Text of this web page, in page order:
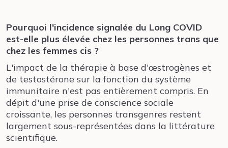
Pourquoi l'incidence signalée du Long COVID
est-elle plus élevée chez les personnes trans que
chez les femmes cis ?
L'impact de la thérapie à base d'œstrogènes et
de testostérone sur la fonction du système
immunitaire n'est pas entièrement compris. En
dépit d'une prise de conscience sociale
croissante, les personnes transgenres restent
largement sous-représentées dans la littérature
scientifique.